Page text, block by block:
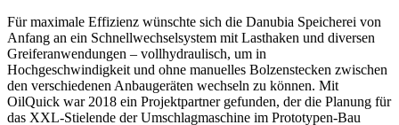
Für maximale Effizienz wünschte sich die Danubia Speicherei von
Anfang an ein Schnell­wechsel­system mit Lasthaken und diversen
Greifer­anwendungen – vollhydraulisch, um in
Hochgeschwindigkeit und ohne manuelles Bolzenstecken zwischen
den verschiedenen Anbaugeräten wechseln zu können. Mit
OilQuick war 2018 ein Projektpartner gefunden, der die Planung für
das XXL-Stielende der Umschlagmaschine im Prototypen-Bau